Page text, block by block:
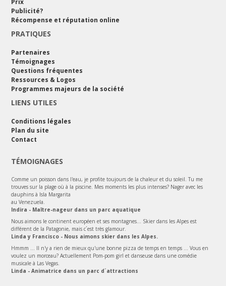
Prix
Publicité?
Récompense et réputation online
PRATIQUES
Partenaires
Témoignages
Questions fréquentes
Ressources & Logos
Programmes majeurs de la société
LIENS UTILES
Conditions légales
Plan du site
Contact
TÉMOIGNAGES
Comme un poisson dans l'eau, je profite toujours de la chaleur et du soleil. Tu me
trouves sur la plage où à la piscine. Mes moments les plus intenses? Nager avec les
dauphins à Isla Margarita
au Venezuela.
Indira - Maître-nageur dans un parc aquatique
Nous aimons le continent européen et ses montagnes... Skier dans les Alpes est
différent de la Patagonie, mais c´est très glamour.
Linda y Francisco - Nous aimons skier dans les Alpes.
Hmmm ... Il n'y a rien de mieux qu'une bonne pizza de temps en temps ... Vous en
voulez un morceau? Actuellement Pom-pom girl et danseuse dans une comédie
musicale à Las Vegas.
Linda - Animatrice dans un parc d´attractions